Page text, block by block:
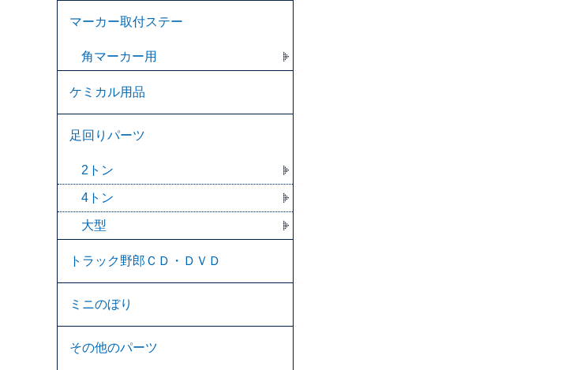
マーカー取付ステー
角マーカー用
ケミカル用品
足回りパーツ
2トン
4トン
大型
トラック野郎ＣＤ・ＤＶＤ
ミニのぼり
その他のパーツ